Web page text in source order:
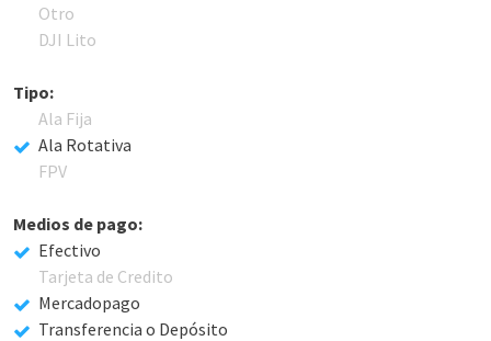
Otro
DJI Lito
Tipo:
Ala Fija
Ala Rotativa
FPV
Medios de pago:
Efectivo
Tarjeta de Credito
Mercadopago
Transferencia o Depósito